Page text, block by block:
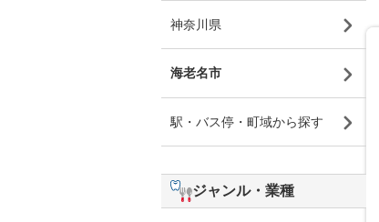
神奈川県
海老名市
駅・バス停・町域から探す
ジャンル・業種